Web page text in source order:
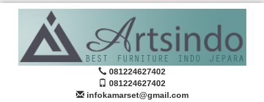
081224627402
081224627402
infokamarset@gmail.com